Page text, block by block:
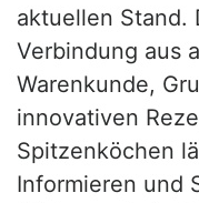
aktuellen Stand.
Verbindung aus
Warenkunde,
innovativen
Spitzenköchen
Informieren und